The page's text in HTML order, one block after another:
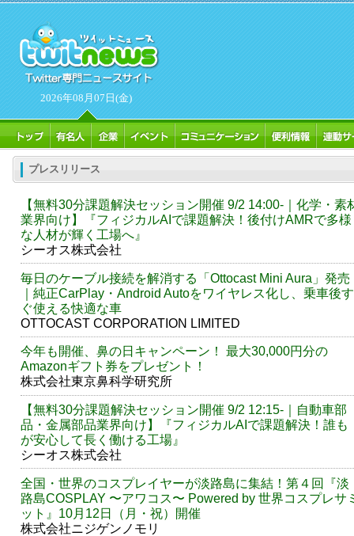
2026年08月07日(金)
プレスリリース
【無料30分課題解決セッション開催 9/2 14:00-｜化学・素
業界向け】『フィジカルAIで課題解決！後付けAMRで多様
な人材が輝く工場へ』
シーオス株式会社
毎日のケーブル接続を解消する「Ottocast Mini Aura」発売
｜純正CarPlay・Android Autoをワイヤレス化し、乗車後す
ぐ使える快適な車
OTTOCAST CORPORATION LIMITED
今年も開催、鼻の日キャンペーン！ 最大30,000円分の
Amazonギフト券をプレゼント！
株式会社東京鼻科学研究所
【無料30分課題解決セッション開催 9/2 12:15-｜自動車部
品・金属部品業界向け】『フィジカルAIで課題解決！誰も
が安心して長く働ける工場』
シーオス株式会社
全国・世界のコスプレイヤーが淡路島に集結！第４回『淡
路島COSPLAY 〜アワコス〜 Powered by 世界コスプレサ
ット』10月12日（月・祝）開催
株式会社ニジゲンノモリ